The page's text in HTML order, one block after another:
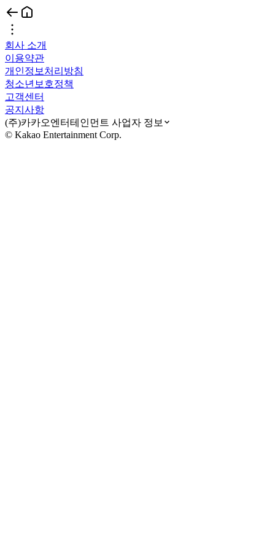
회사 소개
이용약관
개인정보처리방침
청소년보호정책
고객센터
공지사항
(주)카카오엔터테인먼트 사업자 정보
© Kakao Entertainment Corp.